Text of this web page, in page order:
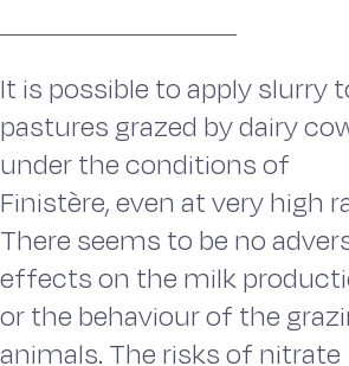
It is possible to apply slurry
pastures grazed by dairy
under the conditions of
Finistère, even at very high
There seems to be no
effects on the milk
or the behaviour of the
animals. The risks of nitrate